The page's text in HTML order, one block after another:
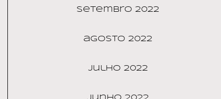
setembro 2022
agosto 2022
julho 2022